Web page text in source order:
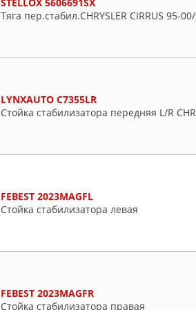
Тяга пер.стабил.CHRYSLER CIRRUS 95-
LYNXAUTO C7355LR
Стойка стабилизатора передняя L/R
FEBEST 2023MAGFL
Стойка стабилизатора левая
FEBEST 2023MAGFR
Стойка стабилизатора правая